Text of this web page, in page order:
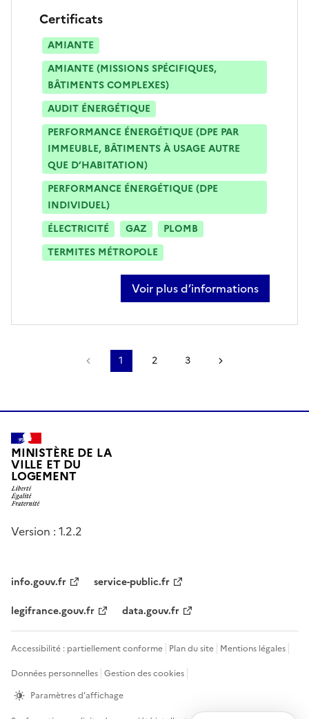
Certificats
AMIANTE
AMIANTE (MISSIONS SPÉCIFIQUES,
BÂTIMENTS COMPLEXES)
AUDIT ÉNERGÉTIQUE
PERFORMANCE ÉNERGÉTIQUE (DPE PAR
IMMEUBLE, BÂTIMENTS À USAGE AUTRE
QUE D’HABITATION)
PERFORMANCE ÉNERGÉTIQUE (DPE
INDIVIDUEL)
ÉLECTRICITÉ
GAZ
PLOMB
TERMITES MÉTROPOLE
Voir plus d’informations
sur patrick huc
Page précédente
1 2 3
MINISTÈRE DE LA
VILLE ET DU
LOGEMENT
Version : 1.2.2
info.gouv.fr
service-public.fr
legifrance.gouv.fr
data.gouv.fr
Accessibilité : partiellement conforme Plan du site Mentions légales
Données personnelles Gestion des cookies
Paramètres d’affichage